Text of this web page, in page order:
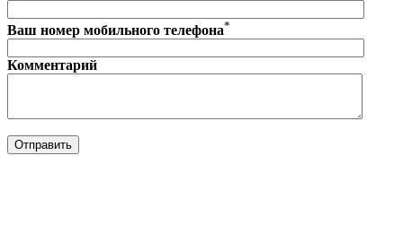
Ваш номер мобильного телефона*
Комментарий